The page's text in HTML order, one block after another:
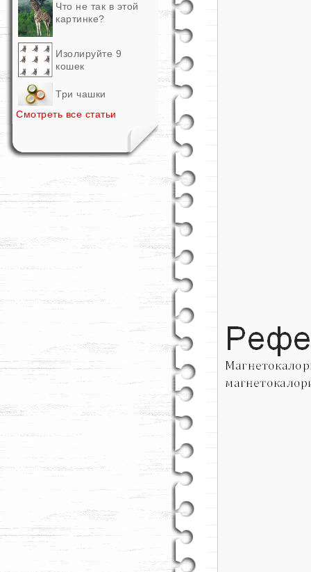
Что не так в этой
картинке?
Изолируйте 9
кошек
Три чашки
Смотреть все статьи